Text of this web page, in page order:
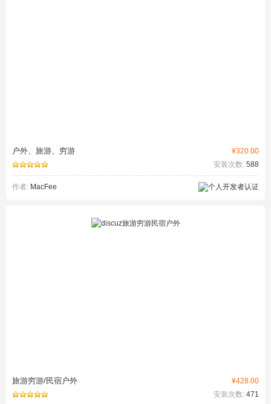
¥320.00
户外、旅游、穷游
安装次数: 588
作者: MacFee
¥428.00
旅游穷游/民宿户外
安装次数: 471